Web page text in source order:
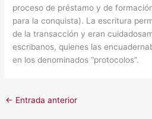
proceso de préstamo y de
para la conquista). La escritura
de la transacción y eran
escribanos, quienes las
en los denominados “protocolos”.
← Entrada anterior